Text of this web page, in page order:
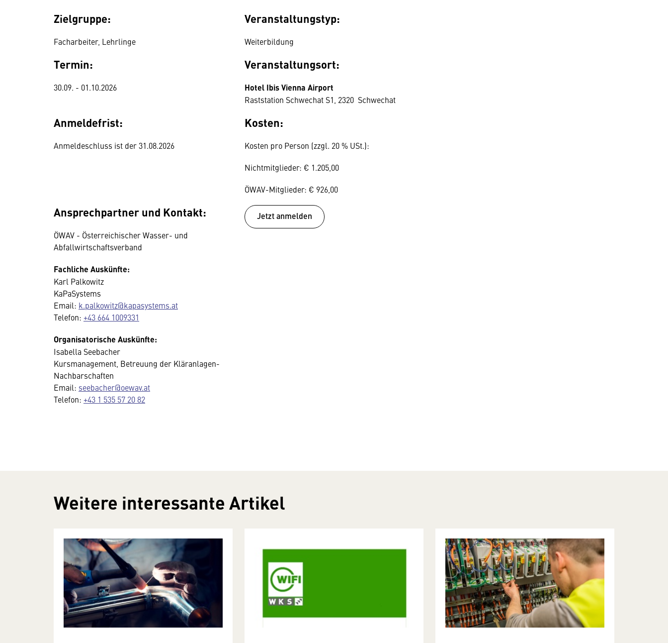
Zielgruppe:
Facharbeiter, Lehrlinge
Veranstaltungstyp:
Weiterbildung
Termin:
30.09. - 01.10.2026
Veranstaltungsort:
Hotel Ibis Vienna Airport
Raststation Schwechat S1, 2320 Schwechat
Anmeldefrist:
Anmeldeschluss ist der 31.08.2026
Kosten:
Kosten pro Person (zzgl. 20 % USt.):
Nichtmitglieder: € 1.205,00
ÖWAV-Mitglieder: € 926,00
Ansprechpartner und Kontakt:
ÖWAV - Österreichischer Wasser- und
Abfallwirtschaftsverband
Fachliche Auskünfte:
Karl Palkowitz
KaPaSystems
Email: k.palkowitz@kapasystems.at
Telefon: +43 664 1009331
Organisatorische Auskünfte:
Isabella Seebacher
Kursmanagement, Betreuung der Kläranlagen-
Nachbarschaften
Email: seebacher@oewav.at
Telefon: +43 1 535 57 20 82
Jetzt anmelden
Weitere interessante Artikel